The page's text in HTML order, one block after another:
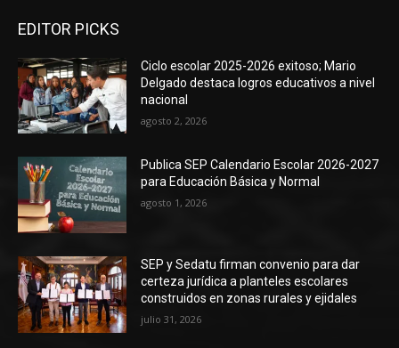
EDITOR PICKS
Ciclo escolar 2025-2026 exitoso; Mario
Delgado destaca logros educativos a nivel
nacional
agosto 2, 2026
Publica SEP Calendario Escolar 2026-2027
para Educación Básica y Normal
agosto 1, 2026
SEP y Sedatu firman convenio para dar
certeza jurídica a planteles escolares
construidos en zonas rurales y ejidales
julio 31, 2026